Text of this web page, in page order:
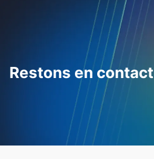
Restons en contact